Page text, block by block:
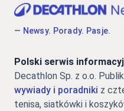
— Newsy. Porady. Pasje.
Polski serwis
Decathlon Sp. z o.o.
wywiady i poradniki z
tenisa, siatkówki i